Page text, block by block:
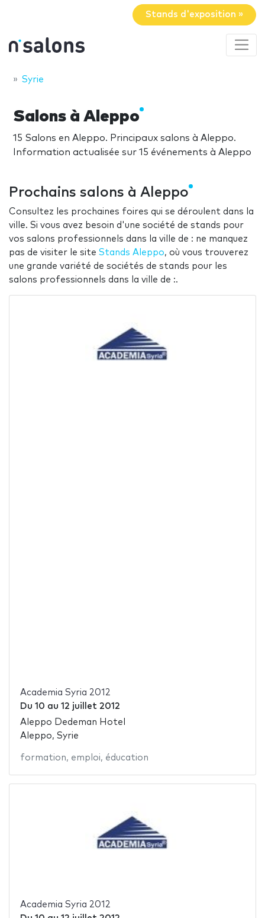
Stands d'exposition »
Syrie
Salons à Aleppo
15 Salons en Aleppo. Principaux salons à Aleppo.
Information actualisée sur 15 événements à Aleppo
Prochains salons à Aleppo
Consultez les prochaines foires qui se déroulent dans la
ville. Si vous avez besoin d'une société de stands pour
vos salons professionnels dans la ville de : ne manquez
pas de visiter le site Stands Aleppo, où vous trouverez
une grande variété de sociétés de stands pour les
salons professionnels dans la ville de :.
Academia Syria 2012
Du 10 au 12 juillet 2012
Aleppo Dedeman Hotel
Aleppo, Syrie
formation, emploi, éducation
Academia Syria 2012